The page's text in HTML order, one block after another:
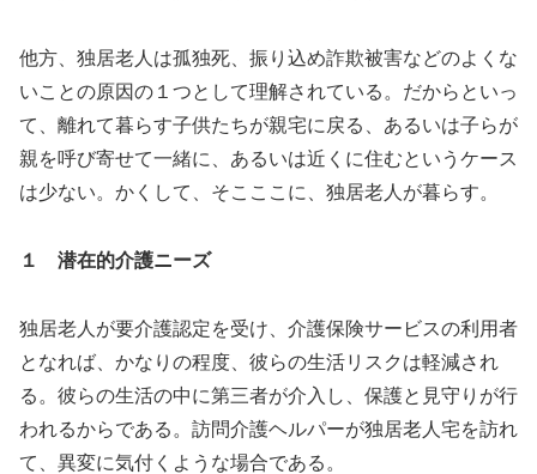
他方、独居老人は孤独死、振り込め詐欺被害などのよくな
いことの原因の１つとして理解されている。だからといっ
て、離れて暮らす子供たちが親宅に戻る、あるいは子らが
親を呼び寄せて一緒に、あるいは近くに住むというケース
は少ない。かくして、そこここに、独居老人が暮らす。
１ 潜在的介護ニーズ
独居老人が要介護認定を受け、介護保険サービスの利用者
となれば、かなりの程度、彼らの生活リスクは軽減され
る。彼らの生活の中に第三者が介入し、保護と見守りが行
われるからである。訪問介護ヘルパーが独居老人宅を訪れ
て、異変に気付くような場合である。